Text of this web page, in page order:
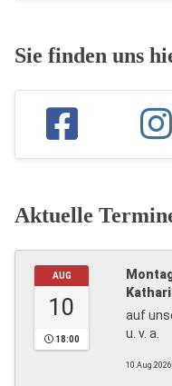
Sie finden uns
Aktuelle
AUG
10
18:00
auf
u. v. a.